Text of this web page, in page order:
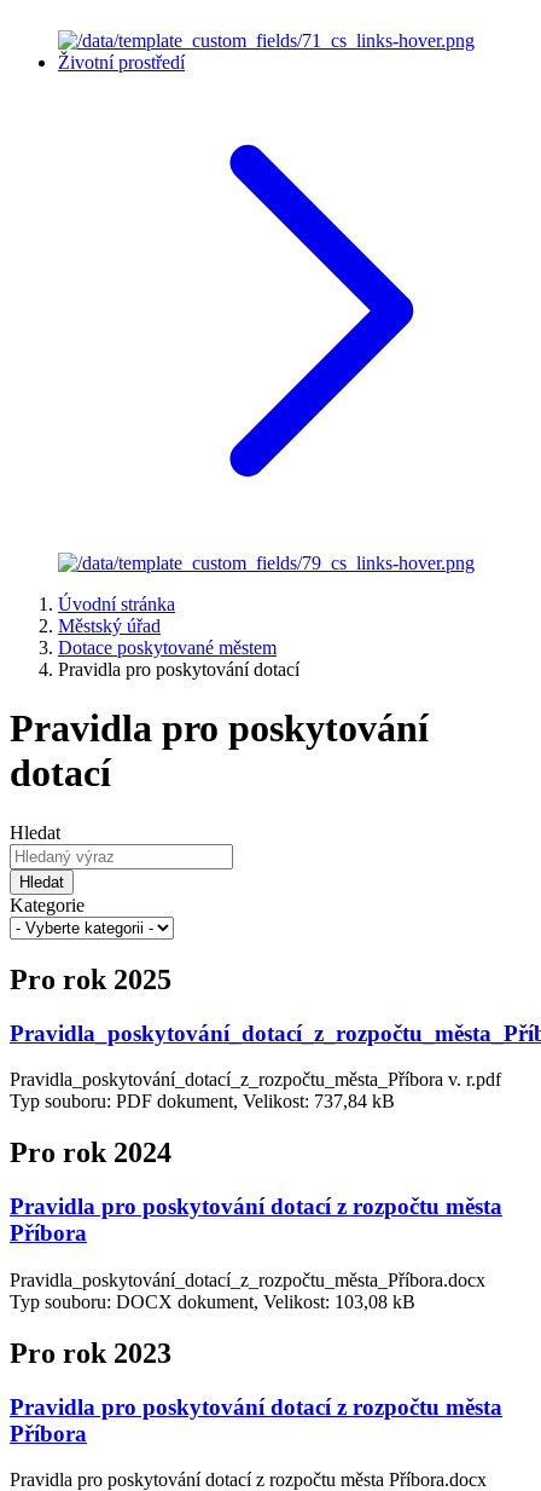
Životní prostředí
Úvodní stránka
Městský úřad
Dotace poskytované městem
Pravidla pro poskytování dotací
Pravidla pro poskytování
dotací
Hledat
Hledat
Kategorie
Pro rok 2025
Pravidla_poskytování_dotací_z_rozpočtu_města_Příbora v. r.pdf
Typ souboru: PDF dokument, Velikost: 737,84 kB
Pro rok 2024
Pravidla pro poskytování dotací z rozpočtu města
Příbora
Pravidla_poskytování_dotací_z_rozpočtu_města_Příbora.docx
Typ souboru: DOCX dokument, Velikost: 103,08 kB
Pro rok 2023
Pravidla pro poskytování dotací z rozpočtu města
Příbora
Pravidla pro poskytování dotací z rozpočtu města Příbora.docx